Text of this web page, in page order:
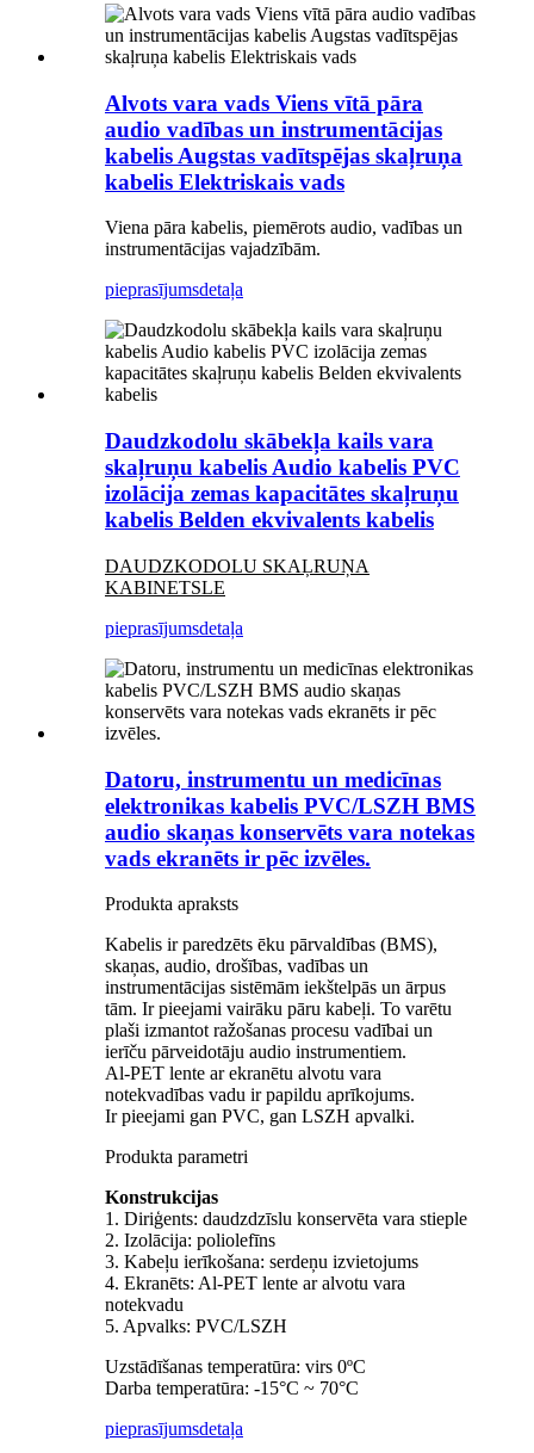
Alvots vara vads Viens vītā pāra
audio vadības un instrumentācijas
kabelis Augstas vadītspējas skaļruņa
kabelis Elektriskais vads
Viena pāra kabelis, piemērots audio, vadības un
instrumentācijas vajadzībām.
pieprasījumsdetaļa
Daudzkodolu skābekļa kails vara
skaļruņu kabelis Audio kabelis PVC
izolācija zemas kapacitātes skaļruņu
kabelis Belden ekvivalents kabelis
DAUDZKODOLU SKAĻRUŅA
KABINETSLE
pieprasījumsdetaļa
Datoru, instrumentu un medicīnas
elektronikas kabelis PVC/LSZH BMS
audio skaņas konservēts vara notekas
vads ekranēts ir pēc izvēles.
Produkta apraksts
Kabelis ir paredzēts ēku pārvaldības (BMS),
skaņas, audio, drošības, vadības un
instrumentācijas sistēmām iekštelpās un ārpus
tām. Ir pieejami vairāku pāru kabeļi. To varētu
plaši izmantot ražošanas procesu vadībai un
ierīču pārveidotāju audio instrumentiem.
Al-PET lente ar ekranētu alvotu vara
notekvadības vadu ir papildu aprīkojums.
Ir pieejami gan PVC, gan LSZH apvalki.
Produkta parametri
Konstrukcijas
1. Diriģents: daudzdzīslu konservēta vara stieple
2. Izolācija: poliolefīns
3. Kabeļu ierīkošana: serdeņu izvietojums
4. Ekranēts: Al-PET lente ar alvotu vara
notekvadu
5. Apvalks: PVC/LSZH
Uzstādīšanas temperatūra: virs 0ºC
Darba temperatūra: -15°C ~ 70°C
pieprasījumsdetaļa